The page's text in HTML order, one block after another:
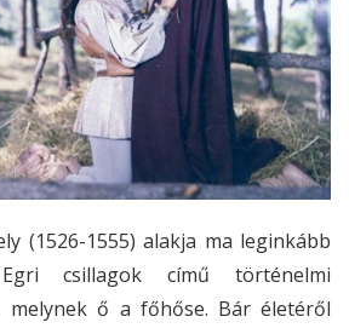
(1526-1555) alakja ma leginkább
csillagok című történelmi
melynek ő a főhőse. Bár életéről